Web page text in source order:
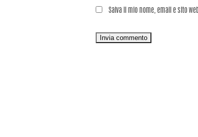
Salva il mio nome, email e sito